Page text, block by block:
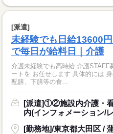
[派遣]
未経験でも日給13600
で毎日が給料日｜介護
介護未経験でも高時給 介護STAFF
ートを お任せします 具体的には
配膳、下膳等の食...
[派遣]①②施設内介護・
内(インフォメーション/
[勤務地]/東京都大田区 /